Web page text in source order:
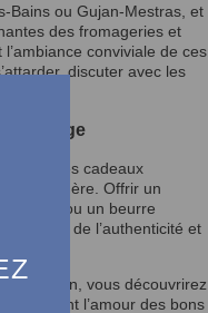
Bains ou Gujan-Mestras, et
des fromageries et
conviviale de ces
discuter avec les
partage
des cadeaux
chère. Offrir un
ou un beurre
un peu de l’authenticité et
du Bassin, vous découvrirez
reflètent l’amour des bons